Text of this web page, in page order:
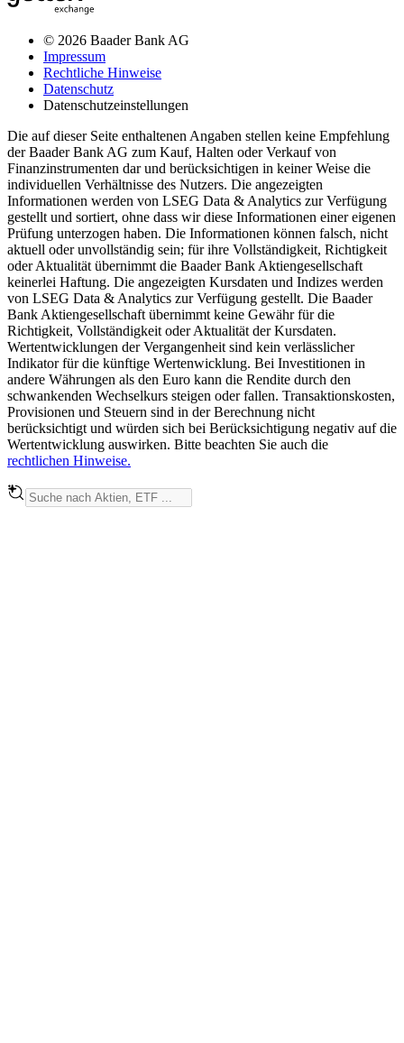
© 2026 Baader Bank AG
Impressum
Rechtliche Hinweise
Datenschutz
Datenschutzeinstellungen
Die auf dieser Seite enthaltenen Angaben stellen keine Empfehlung
der Baader Bank AG zum Kauf, Halten oder Verkauf von
Finanzinstrumenten dar und berücksichtigen in keiner Weise die
individuellen Verhältnisse des Nutzers. Die angezeigten
Informationen werden von LSEG Data & Analytics zur Verfügung
gestellt und sortiert, ohne dass wir diese Informationen einer eigenen
Prüfung unterzogen haben. Die Informationen können falsch, nicht
aktuell oder unvollständig sein; für ihre Vollständigkeit, Richtigkeit
oder Aktualität übernimmt die Baader Bank Aktiengesellschaft
keinerlei Haftung. Die angezeigten Kursdaten und Indizes werden
von LSEG Data & Analytics zur Verfügung gestellt. Die Baader
Bank Aktiengesellschaft übernimmt keine Gewähr für die
Richtigkeit, Vollständigkeit oder Aktualität der Kursdaten.
Wertentwicklungen der Vergangenheit sind kein verlässlicher
Indikator für die künftige Wertenwicklung. Bei Investitionen in
andere Währungen als den Euro kann die Rendite durch den
schwankenden Wechselkurs steigen oder fallen. Transaktionskosten,
Provisionen und Steuern sind in der Berechnung nicht
berücksichtigt und würden sich bei Berücksichtigung negativ auf die
Wertentwicklung auswirken. Bitte beachten Sie auch die
rechtlichen Hinweise.